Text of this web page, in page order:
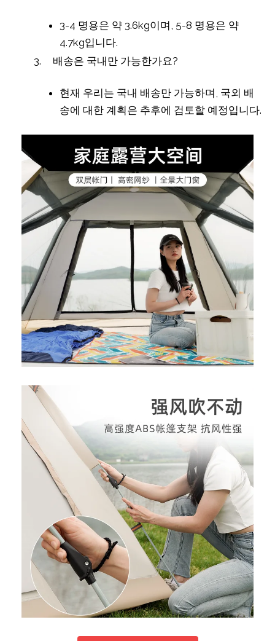
3-4 명용은 약 3.6kg이며, 5-8 명용은 약
4.7kg입니다.
배송은 국내만 가능한가요?
현재 우리는 국내 배송만 가능하며, 국외 배
송에 대한 계획은 추후에 검토할 예정입니다.